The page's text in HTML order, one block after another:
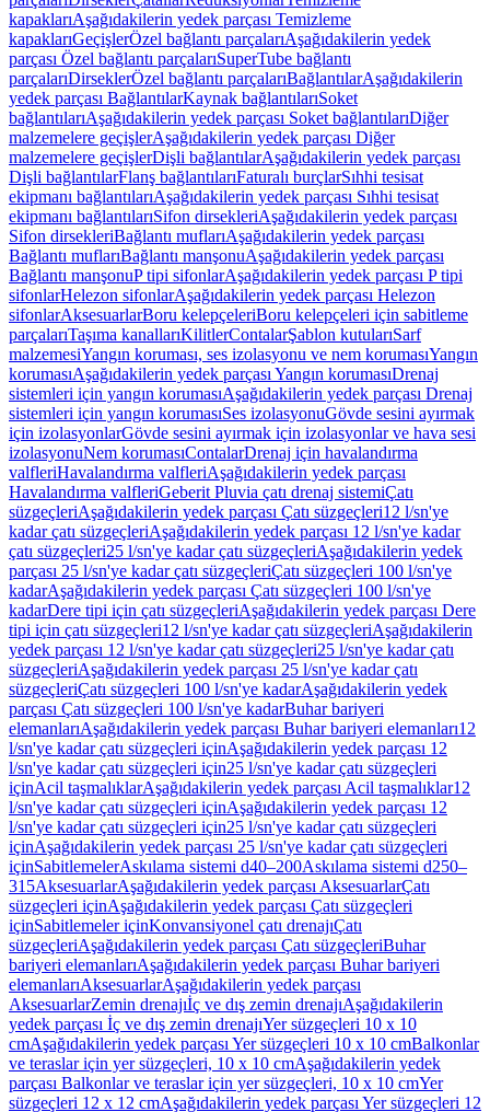
kapaklarıAşağıdakilerin yedek parçası Temizleme
kapaklarıGeçişlerÖzel bağlantı parçalarıAşağıdakilerin yedek
parçası Özel bağlantı parçalarıSuperTube bağlantı
parçalarıDirseklerÖzel bağlantı parçalarıBağlantılarAşağıdakilerin
yedek parçası BağlantılarKaynak bağlantılarıSoket
bağlantılarıAşağıdakilerin yedek parçası Soket bağlantılarıDiğer
malzemelere geçişlerAşağıdakilerin yedek parçası Diğer
malzemelere geçişlerDişli bağlantılarAşağıdakilerin yedek parçası
Dişli bağlantılarFlanş bağlantılarıFaturalı burçlarSıhhi tesisat
ekipmanı bağlantılarıAşağıdakilerin yedek parçası Sıhhi tesisat
ekipmanı bağlantılarıSifon dirsekleriAşağıdakilerin yedek parçası
Sifon dirsekleriBağlantı muflarıAşağıdakilerin yedek parçası
Bağlantı muflarıBağlantı manşonuAşağıdakilerin yedek parçası
Bağlantı manşonuP tipi sifonlarAşağıdakilerin yedek parçası P tipi
sifonlarHelezon sifonlarAşağıdakilerin yedek parçası Helezon
sifonlarAksesuarlarBoru kelepçeleriBoru kelepçeleri için sabitleme
parçalarıTaşıma kanallarıKilitlerContalarŞablon kutularıSarf
malzemesiYangın koruması, ses izolasyonu ve nem korumasıYangın
korumasıAşağıdakilerin yedek parçası Yangın korumasıDrenaj
sistemleri için yangın korumasıAşağıdakilerin yedek parçası Drenaj
sistemleri için yangın korumasıSes izolasyonuGövde sesini ayırmak
için izolasyonlarGövde sesini ayırmak için izolasyonlar ve hava sesi
izolasyonuNem korumasıContalarDrenaj için havalandırma
valfleriHavalandırma valfleriAşağıdakilerin yedek parçası
Havalandırma valfleriGeberit Pluvia çatı drenaj sistemiÇatı
süzgeçleriAşağıdakilerin yedek parçası Çatı süzgeçleri12 l/sn'ye
kadar çatı süzgeçleriAşağıdakilerin yedek parçası 12 l/sn'ye kadar
çatı süzgeçleri25 l/sn'ye kadar çatı süzgeçleriAşağıdakilerin yedek
parçası 25 l/sn'ye kadar çatı süzgeçleriÇatı süzgeçleri 100 l/sn'ye
kadarAşağıdakilerin yedek parçası Çatı süzgeçleri 100 l/sn'ye
kadarDere tipi için çatı süzgeçleriAşağıdakilerin yedek parçası Dere
tipi için çatı süzgeçleri12 l/sn'ye kadar çatı süzgeçleriAşağıdakilerin
yedek parçası 12 l/sn'ye kadar çatı süzgeçleri25 l/sn'ye kadar çatı
süzgeçleriAşağıdakilerin yedek parçası 25 l/sn'ye kadar çatı
süzgeçleriÇatı süzgeçleri 100 l/sn'ye kadarAşağıdakilerin yedek
parçası Çatı süzgeçleri 100 l/sn'ye kadarBuhar bariyeri
elemanlarıAşağıdakilerin yedek parçası Buhar bariyeri elemanları12
l/sn'ye kadar çatı süzgeçleri içinAşağıdakilerin yedek parçası 12
l/sn'ye kadar çatı süzgeçleri için25 l/sn'ye kadar çatı süzgeçleri
içinAcil taşmalıklarAşağıdakilerin yedek parçası Acil taşmalıklar12
l/sn'ye kadar çatı süzgeçleri içinAşağıdakilerin yedek parçası 12
l/sn'ye kadar çatı süzgeçleri için25 l/sn'ye kadar çatı süzgeçleri
içinAşağıdakilerin yedek parçası 25 l/sn'ye kadar çatı süzgeçleri
içinSabitlemelerAskılama sistemi d40–200Askılama sistemi d250–
315AksesuarlarAşağıdakilerin yedek parçası AksesuarlarÇatı
süzgeçleri içinAşağıdakilerin yedek parçası Çatı süzgeçleri
içinSabitlemeler içinKonvansiyonel çatı drenajıÇatı
süzgeçleriAşağıdakilerin yedek parçası Çatı süzgeçleriBuhar
bariyeri elemanlarıAşağıdakilerin yedek parçası Buhar bariyeri
elemanlarıAksesuarlarAşağıdakilerin yedek parçası
AksesuarlarZemin drenajıİç ve dış zemin drenajıAşağıdakilerin
yedek parçası İç ve dış zemin drenajıYer süzgeçleri 10 x 10
cmAşağıdakilerin yedek parçası Yer süzgeçleri 10 x 10 cmBalkonlar
ve teraslar için yer süzgeçleri, 10 x 10 cmAşağıdakilerin yedek
parçası Balkonlar ve teraslar için yer süzgeçleri, 10 x 10 cmYer
süzgeçleri 12 x 12 cmAşağıdakilerin yedek parçası Yer süzgeçleri 12